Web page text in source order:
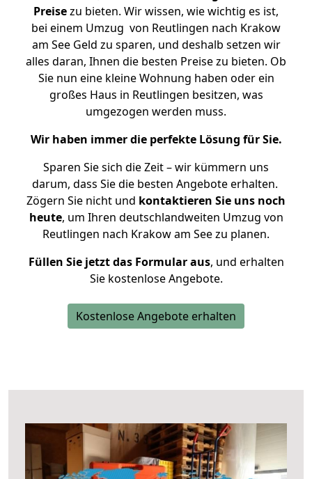
Preisezu bieten. Wir wissen, wie wichtig es ist,
bei einem Umzug von Reutlingen nach Krakow
am See Geld zu sparen, und deshalb setzen wir
alles daran, Ihnen die besten Preise zu bieten. Ob
Sie nun eine kleine Wohnung haben oder ein
großes Haus in Reutlingen besitzen, was
umgezogen werden muss.
Wir haben immer die perfekte Lösung für Sie.
Sparen Sie sich die Zeit – wir kümmern uns
darum, dass Sie die besten Angebote erhalten.
Zögern Sie nicht und kontaktieren Sie uns noch
heute, um Ihren deutschlandweiten Umzug von
Reutlingen nach Krakow am See zu planen.
Füllen Sie jetzt das Formular aus, und erhalten
Sie kostenlose Angebote.
Kostenlose Angebote erhalten